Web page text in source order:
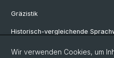
Gräzistik
Historisch-vergleichende
Klassische Archäologie
Wir verwenden Cookies, um